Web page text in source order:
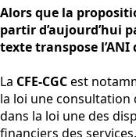
Alors que la
partir d’aujourd’hui
texte transpose
La CFE-CGCest
la loi une consultation
dans la loi une des
financiers des